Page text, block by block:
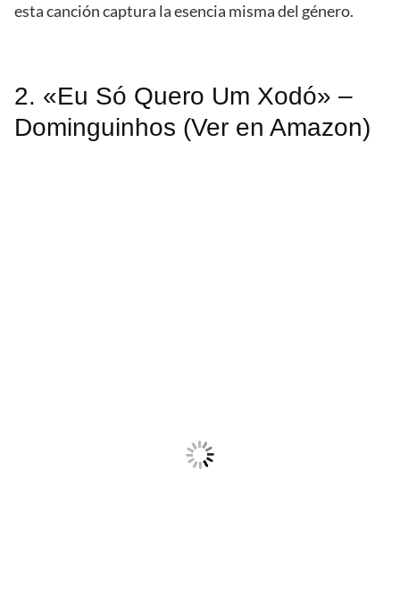
esta canción captura la esencia misma del género.
2. «Eu Só Quero Um Xodó» –
Dominguinhos (Ver en Amazon)